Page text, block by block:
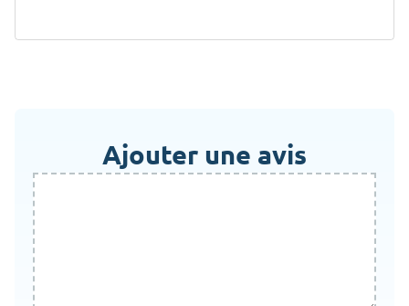
Ajouter une avis